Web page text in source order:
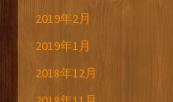
2019年2月
2019年1月
2018年12月